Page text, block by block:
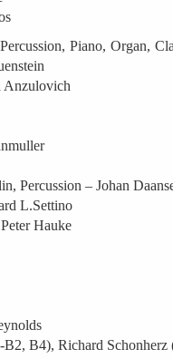
Piano, Organ,
Anzulovich
Percussion – Johan
L.Settino
Hauke
B4), Richard Schonherz